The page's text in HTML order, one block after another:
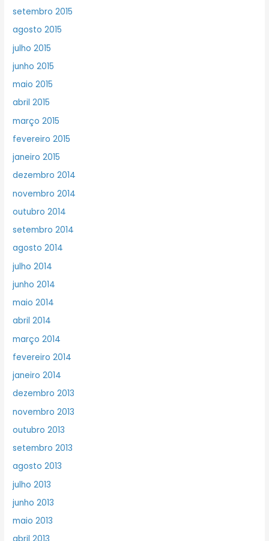
setembro 2015
agosto 2015
julho 2015
junho 2015
maio 2015
abril 2015
março 2015
fevereiro 2015
janeiro 2015
dezembro 2014
novembro 2014
outubro 2014
setembro 2014
agosto 2014
julho 2014
junho 2014
maio 2014
abril 2014
março 2014
fevereiro 2014
janeiro 2014
dezembro 2013
novembro 2013
outubro 2013
setembro 2013
agosto 2013
julho 2013
junho 2013
maio 2013